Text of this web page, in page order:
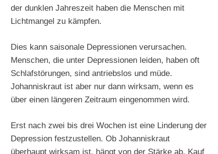
der dunklen Jahreszeit haben die Menschen mit
Lichtmangel zu kämpfen.
Dies kann saisonale Depressionen verursachen.
Menschen, die unter Depressionen leiden, haben oft
Schlafstörungen, sind antriebslos und müde.
Johanniskraut ist aber nur dann wirksam, wenn es
über einen längeren Zeitraum eingenommen wird.
Erst nach zwei bis drei Wochen ist eine Linderung der
Depression festzustellen. Ob Johanniskraut
überhaupt wirksam ist, hängt von der Stärke ab. Kauf